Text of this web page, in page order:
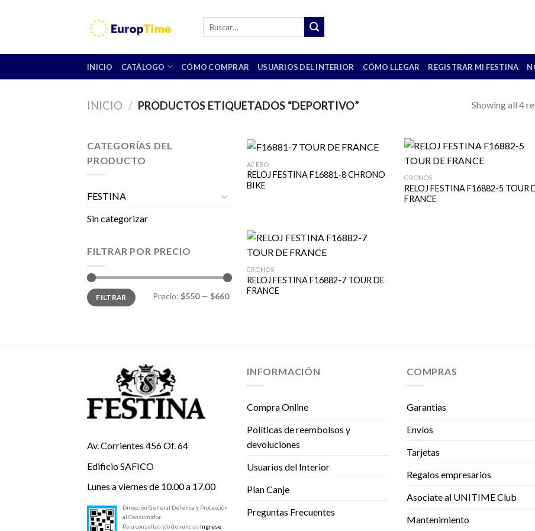
INICIO CATÁLOGO CÓMO COMPRAR USUARIOS DEL INTERIOR CÓMO LLEGAR REGISTRAR MI FESTINA
INICIO / PRODUCTOS ETIQUETADOS “DEPORTIVO” Showing all 4
CATEGORÍAS DEL
PRODUCTO
FESTINA
Sin categorizar
FILTRAR POR PRECIO
Precio
mínimo
Precio
máximo
FILTRAR Precio: $550— $660
ACERO
RELOJ FESTINA F16881-8 CHRONO
BIKE
CRONOS
RELOJ FESTINA F16882-5 TOUR
FRANCE
CRONOS
RELOJ FESTINA F16882-7 TOUR DE
FRANCE
Av. Corrientes 456 Of. 64
Edificio SAFICO
Lunes a viernes de 10.00 a 17.00
Dirección General Defensa y Protección
al Consumidor.
Para consultas y/o denuncias Ingrese
INFORMACIÓN
Compra Online
Políticas de reembolsos y
devoluciones
Usuarios del Interior
Plan Canje
Preguntas Frecuentes
COMPRAS
Garantias
Envíos
Tarjetas
Regalos empresarios
Asociate al UNITIME Club
Mantenimiento